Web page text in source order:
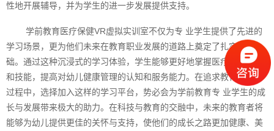
性地开展辅导，并为学生的进一步发展提供支持。
学前教育医疗保健VR虚拟实训室不仅为专 业学生提供了先进的
学习场景，更为他们未来在教育职业发展的道路上奠定了扎实的基
础。通过这种沉浸式的学习体验，学生能够更好地掌握医疗保健知识
和技能，提高对幼儿健康管理的认知和服务能力。在追求教育创新的
过程中，选择加入这样的学习平台，势必会为学前教育专 业学生的成
长与发展带来极大的助力。在科技与教育的交融中，未来的教育者将
能够为幼儿提供更佳的关怀与支持，使他们的成长之路更加健康、美